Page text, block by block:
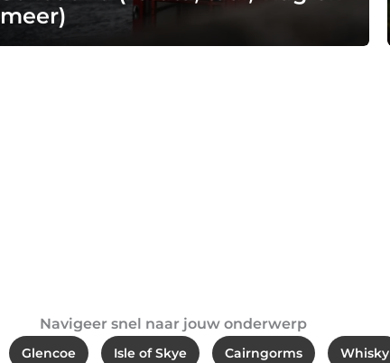
meer)
Navigeer snel naar jouw onderwerp
Glencoe Isle of Skye Cairngorms Whisky